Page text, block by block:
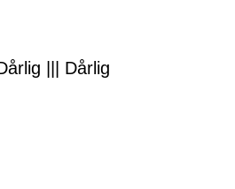
||| Dårlig